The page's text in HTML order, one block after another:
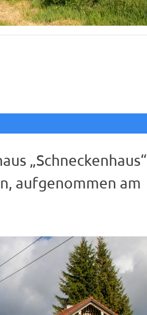
„Schneckenhaus“
aufgenommen am